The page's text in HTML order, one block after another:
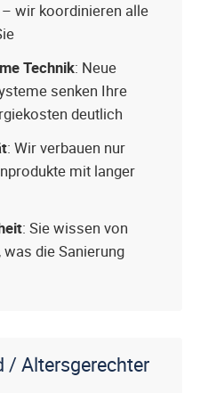
wir koordinieren alle
Technik: Neue
senken Ihre
deutlich
: Wir verbauen nur
mit langer
: Sie wissen von
die Sanierung
/ Altersgerechter